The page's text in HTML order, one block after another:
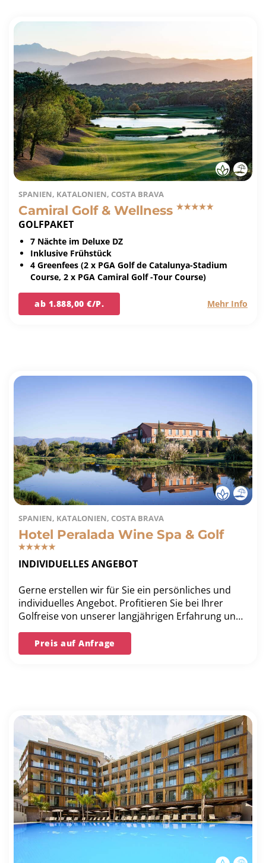
SPANIEN, KATALONIEN, COSTA BRAVA
Camiral Golf & Wellness
GOLFPAKET
7 Nächte im Deluxe DZ
Inklusive Frühstück
4 Greenfees (2 x PGA Golf de Catalunya-Stadium
Course, 2 x PGA Camiral Golf -Tour Course)
ab 1.888,00 €/P. Mehr Info
SPANIEN, KATALONIEN, COSTA BRAVA
Hotel Peralada Wine Spa & Golf
INDIVIDUELLES ANGEBOT
Gerne erstellen wir für Sie ein persönliches und
individuelles Angebot. Profitieren Sie bei Ihrer
Golfreise von unserer langjährigen Erfahrung und
unserer Bestpreis-Garantie.
Preis auf Anfrage